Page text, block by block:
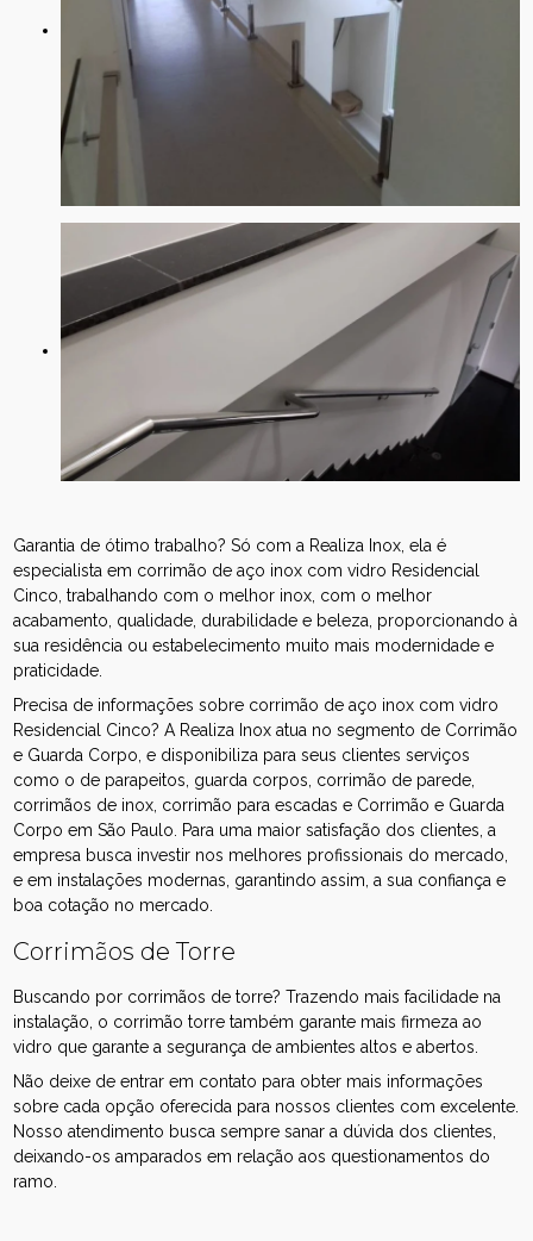
Garantia de ótimo trabalho? Só com a Realiza Inox, ela é
especialista em corrimão de aço inox com vidro Residencial
Cinco, trabalhando com o melhor inox, com o melhor
acabamento, qualidade, durabilidade e beleza, proporcionando à
sua residência ou estabelecimento muito mais modernidade e
praticidade.
Precisa de informações sobre corrimão de aço inox com vidro
Residencial Cinco? A Realiza Inox atua no segmento de Corrimão
e Guarda Corpo, e disponibiliza para seus clientes serviços
como o de parapeitos, guarda corpos, corrimão de parede,
corrimãos de inox, corrimão para escadas e Corrimão e Guarda
Corpo em São Paulo. Para uma maior satisfação dos clientes, a
empresa busca investir nos melhores profissionais do mercado,
e em instalações modernas, garantindo assim, a sua confiança e
boa cotação no mercado.
Corrimãos de Torre
Buscando por corrimãos de torre? Trazendo mais facilidade na
instalação, o corrimão torre também garante mais firmeza ao
vidro que garante a segurança de ambientes altos e abertos.
Não deixe de entrar em contato para obter mais informações
sobre cada opção oferecida para nossos clientes com excelente.
Nosso atendimento busca sempre sanar a dúvida dos clientes,
deixando-os amparados em relação aos questionamentos do
ramo.